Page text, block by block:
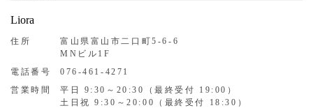
Liora
住所
富山県富山市二口町5-6-6
MNビル1F
電話番号
076-461-4271
営業時間
平日 9:30～20:30（最終受付 19:00）
土日祝 9:30～20:00（最終受付 18:30）